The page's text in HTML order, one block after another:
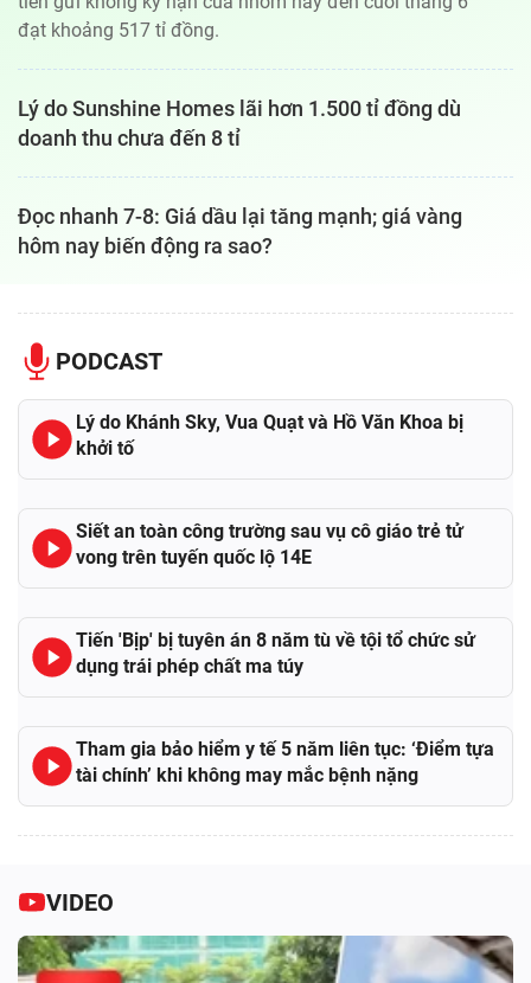
đạt khoảng 517 tỉ đồng.
Lý do Sunshine Homes lãi hơn 1.500 tỉ đồng dù
doanh thu chưa đến 8 tỉ
Đọc nhanh 7-8: Giá dầu lại tăng mạnh; giá vàng
hôm nay biến động ra sao?
PODCAST
Lý do Khánh Sky, Vua Quạt và Hồ Văn Khoa bị
khởi tố
Siết an toàn công trường sau vụ cô giáo trẻ tử
vong trên tuyến quốc lộ 14E
Tiến 'Bịp' bị tuyên án 8 năm tù về tội tổ chức sử
dụng trái phép chất ma túy
Tham gia bảo hiểm y tế 5 năm liên tục: ‘Điểm tựa
tài chính’ khi không may mắc bệnh nặng
VIDEO